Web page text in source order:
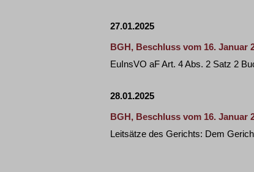
27.01.2025
BGH, Beschluss vom 16. Januar
EuInsVO aF Art. 4 Abs. 2 Satz 2
28.01.2025
BGH, Beschluss vom 16. Januar
Leitsätze des Gerichts: Dem